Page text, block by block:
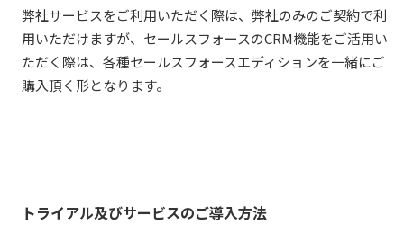
弊社サービスをご利用いただく際は、弊社のみのご契約で利
用いただけますが、セールスフォースのCRM機能をご活用い
ただく際は、各種セールスフォースエディションを一緒にご
購入頂く形となります。
トライアル及びサービスのご導入方法